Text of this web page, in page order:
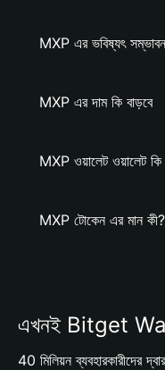
MXP এর ভবিষ্যৎ
MXP এর দাম কি বাড়বে
MXP ওয়ালেট ওয়ালেট কি
MXP টোকেন এর মান কী?
এখনই Bitget
40 মিলিয়ন ব্যবহারকারীদের